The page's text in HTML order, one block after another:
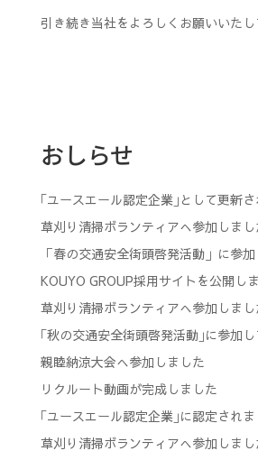
引き続き当社をよろしくお願いいたし
おしらせ
｢ユースエール認定企業｣として更新
草刈り清掃ボランティアへ参加しまし
「春の交通安全街頭啓発活動」に参
KOUYO GROUP採用サイトを公開し
草刈り清掃ボランティアへ参加しまし
｢秋の交通安全街頭啓発活動｣に参加
親睦納涼大会へ参加しました
リクルート動画が完成しました
｢ユースエール認定企業｣に認定され
草刈り清掃ボランティアへ参加しまし